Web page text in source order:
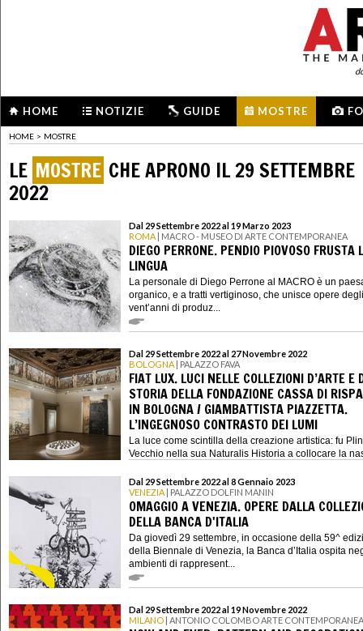
HOME NOTIZIE GUIDE MOSTRE
HOME > MOSTRE
LE MOSTRE CHE APRONO IL 29 SETTEMBRE
2022
Dal 29 Settembre 2022 al 19 Marzo 2023
ROMA | MACRO - MUSEO DI ARTE CONTEMPORANEA
DIEGO PERRONE. PENDIO PIOVOSO FRUSTA
LINGUA
La personale di Diego Perrone al MACRO è un
organico, e a tratti vertiginoso, che unisce opere
vent’anni di produz...
Dal 29 Settembre 2022 al 27 Novembre 2022
BOLOGNA | PALAZZO FAVA
FIAT LUX. LUCI NELLE COLLEZIONI D’ARTE E
STORIA DELLA FONDAZIONE CASSA DI
IN BOLOGNA / GIAMBATTISTA PIAZZETTA.
L’INGEGNOSO CONTRASTO DEI LUMI
La luce come scintilla della creazione artistica: fu
Vecchio nella sua Naturalis Historia a collocare la
Dal 29 Settembre 2022 al 8 Gennaio 2023
VENEZIA | PALAZZO DOLFIN MANIN
OMAGGIO A VENEZIA. OPERE DALLA
DELLA BANCA D'ITALIA
Da giovedì 29 settembre, in occasione della 59^
della Biennale di Venezia, la Banca d’Italia ospita
ambienti di rappresent...
Dal 29 Settembre 2022 al 19 Novembre 2022
MILANO | ANTONIO COLOMBO ARTE CONTEMPORANEA